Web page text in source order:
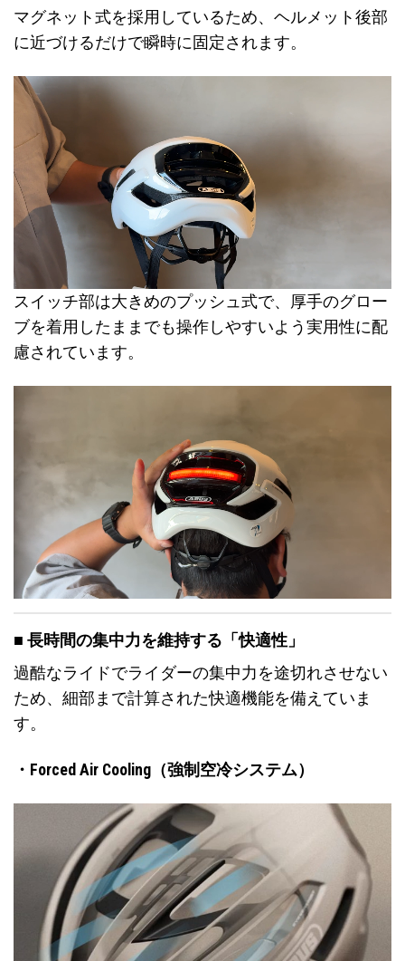
マグネット式を採用しているため、ヘルメット後部
に近づけるだけで瞬時に固定されます。
スイッチ部は大きめのプッシュ式で、厚手のグロー
ブを着用したままでも操作しやすいよう実用性に配
慮されています。
■ 長時間の集中力を維持する「快適性」
過酷なライドでライダーの集中力を途切れさせない
ため、細部まで計算された快適機能を備えていま
す。
・Forced Air Cooling（強制空冷システム）